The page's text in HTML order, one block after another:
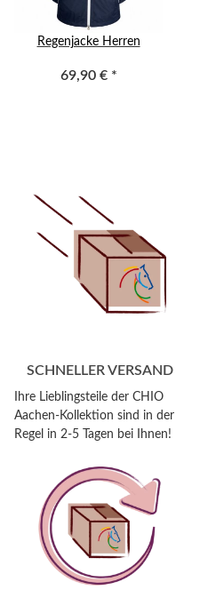
Regenjacke Herren
69,90 € *
SCHNELLER VERSAND
Ihre Lieblingsteile der CHIO
Aachen-Kollektion sind in der
Regel in 2-5 Tagen bei Ihnen!